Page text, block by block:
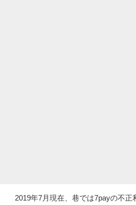
2019年7月現在、巷では7payの不正